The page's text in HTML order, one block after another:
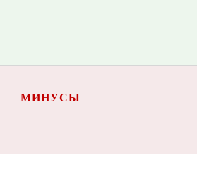
МИНУСЫ